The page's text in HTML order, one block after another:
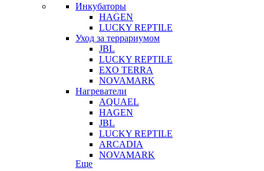
Инкубаторы
HAGEN
LUCKY REPTILE
Уход за террариумом
JBL
LUCKY REPTILE
EXO TERRA
NOVAMARK
Нагреватели
AQUAEL
HAGEN
JBL
LUCKY REPTILE
ARCADIA
NOVAMARK
Еще